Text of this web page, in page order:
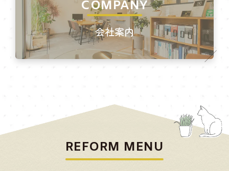
COMPANY
会社案内
REFORM MENU